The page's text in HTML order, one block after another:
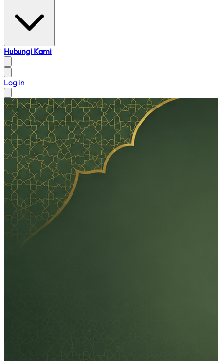
Hubungi Kami
Log in